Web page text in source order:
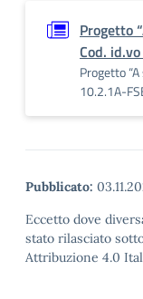
Progetto
Cod.
Progetto
10.2.1A-
Pubblicato:
Eccetto dove
stato rilasciato
Attribuzione 4.0